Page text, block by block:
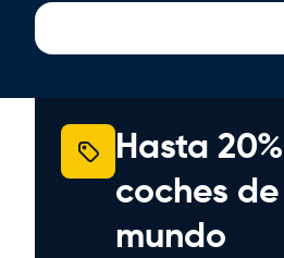
Hasta
coches
mundo